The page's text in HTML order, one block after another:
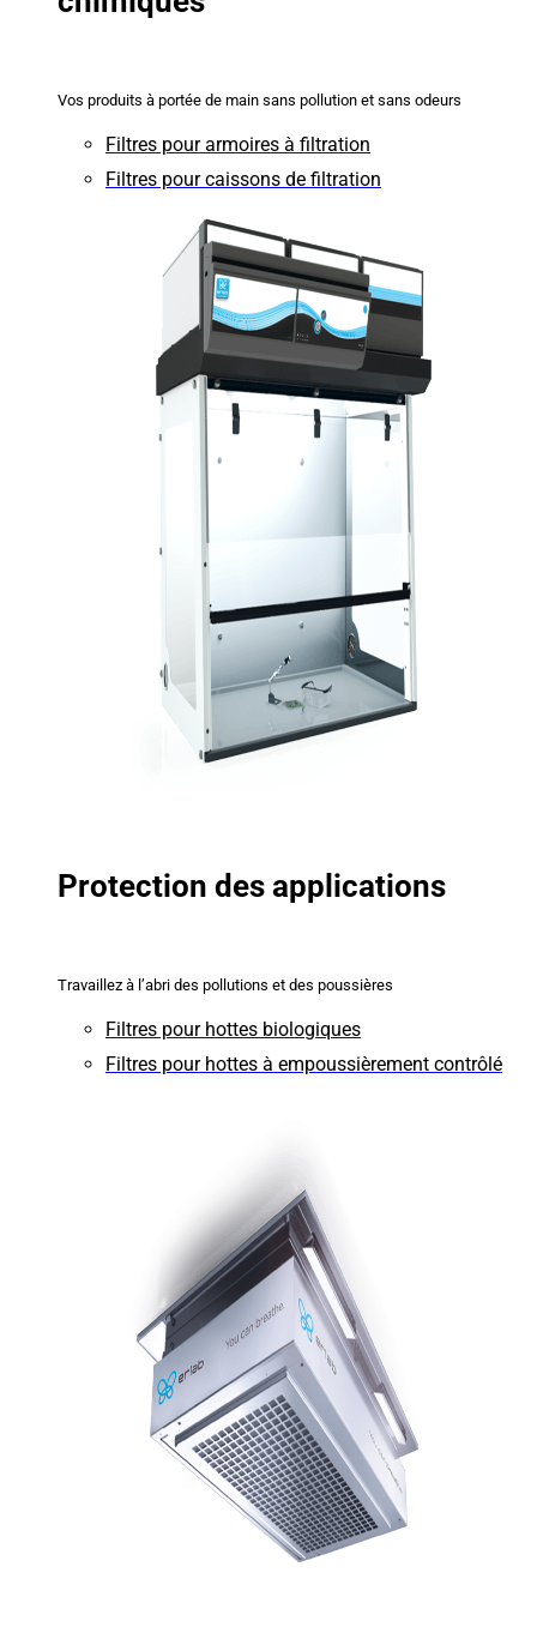
Vos produits à portée de main sans pollution et sans odeurs
Filtres pour armoires à filtration
Filtres pour caissons de filtration
Protection des applications
Travaillez à l’abri des pollutions et des poussières
Filtres pour hottes biologiques
Filtres pour hottes à empoussièrement contrôlé